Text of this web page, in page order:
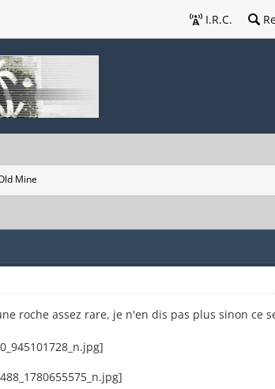
I.R.C.
Mine
roche assez rare, je n'en dis pas plus sinon ce